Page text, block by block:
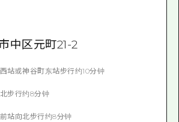
中区元町21-2
站或神谷町东站步行约10分钟
步行约8分钟
站向北步行约8分钟